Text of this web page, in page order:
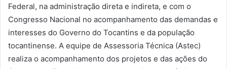
Federal, na administração direta e indireta, e com o
Congresso Nacional no acompanhamento das demandas e
interesses do Governo do Tocantins e da população
tocantinense. A equipe de Assessoria Técnica (Astec)
realiza o acompanhamento dos projetos e das ações do